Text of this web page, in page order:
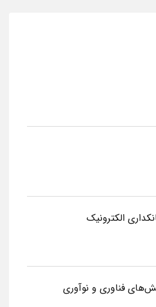
الکترونیک
فناوری و نوآوری